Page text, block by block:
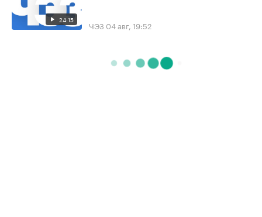
24:15 ЧЭЗ 04 авг, 19:52